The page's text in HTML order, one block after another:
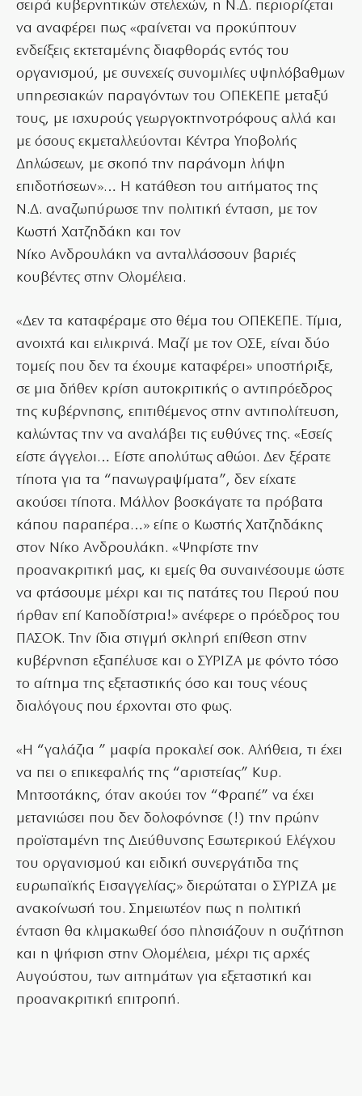
σειρά κυβερνητικών στελεχών, η Ν.Δ. περιορίζεται
να αναφέρει πως «φαίνεται να προκύπτουν
ενδείξεις εκτεταμένης διαφθοράς εντός του
οργανισμού, με συνεχείς συνομιλίες υψηλόβαθμων
υπηρεσιακών παραγόντων του ΟΠΕΚΕΠΕ μεταξύ
τους, με ισχυρούς γεωργοκτηνοτρόφους αλλά και
με όσους εκμεταλλεύονται Κέντρα Υποβολής
Δηλώσεων, με σκοπό την παράνομη λήψη
επιδοτήσεων»… Η κατάθεση του αιτήματος της
Ν.Δ. αναζωπύρωσε την πολιτική ένταση, με τον
Κωστή Χατζηδάκη και τον
Νίκο Ανδρουλάκη να ανταλλάσσουν βαριές
κουβέντες στην Ολομέλεια.
«Δεν τα καταφέραμε στο θέμα του ΟΠΕΚΕΠΕ. Τίμια,
ανοιχτά και ειλικρινά. Μαζί με τον ΟΣΕ, είναι δύο
τομείς που δεν τα έχουμε καταφέρει» υποστήριξε,
σε μια δήθεν κρίση αυτοκριτικής ο αντιπρόεδρος
της κυβέρνησης, επιτιθέμενος στην αντιπολίτευση,
καλώντας την να αναλάβει τις ευθύνες της. «Εσείς
είστε άγγελοι… Είστε απολύτως αθώοι. Δεν ξέρατε
τίποτα για τα “πανωγραψίματα”, δεν είχατε
ακούσει τίποτα. Μάλλον βοσκάγατε τα πρόβατα
κάπου παραπέρα…» είπε ο Κωστής Χατζηδάκης
στον Νίκο Ανδρουλάκη. «Ψηφίστε την
προανακριτική μας, κι εμείς θα συναινέσουμε ώστε
να φτάσουμε μέχρι και τις πατάτες του Περού που
ήρθαν επί Καποδίστρια!» ανέφερε ο πρόεδρος του
ΠΑΣΟΚ. Την ίδια στιγμή σκληρή επίθεση στην
κυβέρνηση εξαπέλυσε και ο ΣΥΡΙΖΑ με φόντο τόσο
το αίτημα της εξεταστικής όσο και τους νέους
διαλόγους που έρχονται στο φως.
«Η “γαλάζια ” μαφία προκαλεί σοκ. Αλήθεια, τι έχει
να πει ο επικεφαλής της “αριστείας” Κυρ.
Μητσοτάκης, όταν ακούει τον “Φραπέ” να έχει
μετανιώσει που δεν δολοφόνησε (!) την πρώην
προϊσταμένη της Διεύθυνσης Εσωτερικού Ελέγχου
του οργανισμού και ειδική συνεργάτιδα της
ευρωπαϊκής Εισαγγελίας;» διερώταται ο ΣΥΡΙΖΑ με
ανακοίνωσή του. Σημειωτέον πως η πολιτική
ένταση θα κλιμακωθεί όσο πλησιάζουν η συζήτηση
και η ψήφιση στην Ολομέλεια, μέχρι τις αρχές
Αυγούστου, των αιτημάτων για εξεταστική και
προανακριτική επιτροπή.